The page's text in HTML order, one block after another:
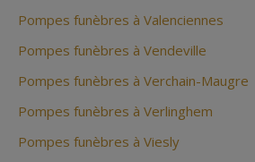
Pompes funèbres à Valenciennes
Pompes funèbres à Vendeville
Pompes funèbres à Verchain-Maugre
Pompes funèbres à Verlinghem
Pompes funèbres à Viesly